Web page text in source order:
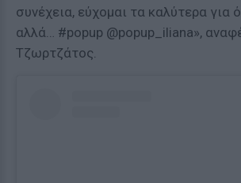
συνέχεια, εύχομαι τα καλύτερα για
αλλά… #popup @popup_iliana»,
Τζωρτζάτος.